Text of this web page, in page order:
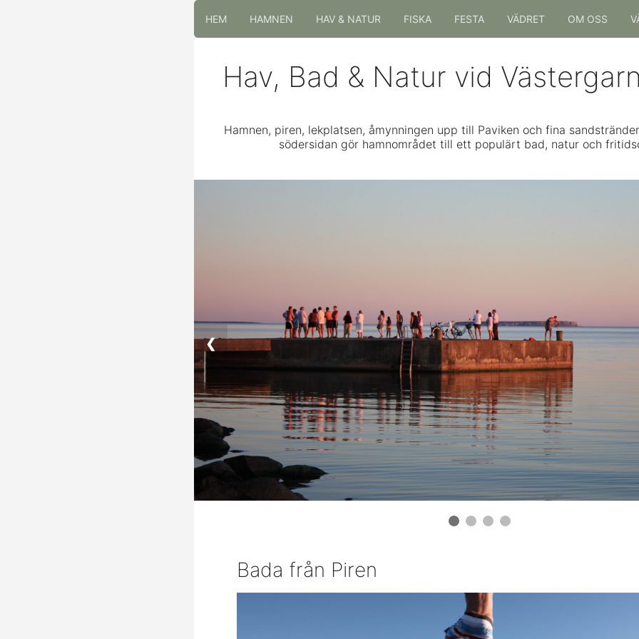
HEM HAMNEN HAV & NATUR FISKA FESTA VÄDRET OM OSS
Hav, Bad & Natur vid
Hamnen, piren, lekplatsen, åmynningen upp till Paviken och fina
södersidan gör hamnområdet till ett populärt bad, natur och
❮
Bada från Piren